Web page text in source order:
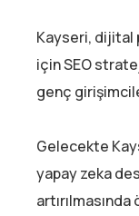
Kayseri, dijital
için SEO
genç
Gelecekte
yapay zeka